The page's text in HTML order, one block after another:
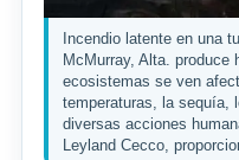
Incendio latente en una
McMurray, Alta. produce
ecosistemas se ven
temperaturas, la sequía,
diversas acciones
Leyland Cecco,